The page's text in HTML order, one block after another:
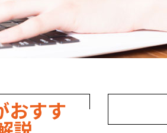
おすす